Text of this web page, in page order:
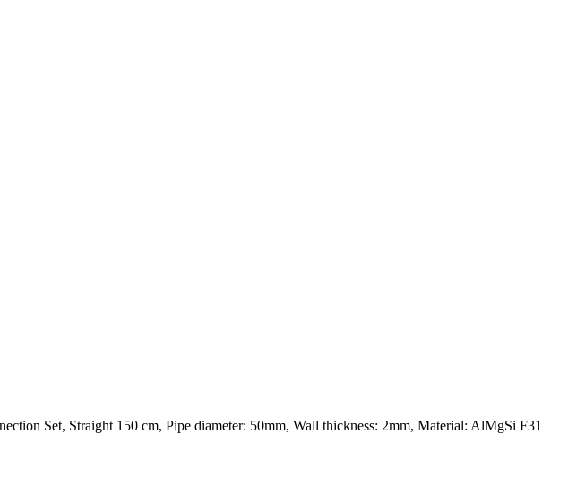
Set, Straight 150 cm, Pipe diameter: 50mm, Wall thickness: 2mm, Material: AlMgSi F31